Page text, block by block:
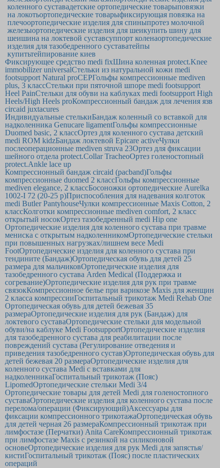
коленного суставадетские ортопедические товарыповязки
на локотьортопедические товарыфиксирующая повязка на
плечоортопедические изделия для спиныпротез молочной
железыортопедические изделия для шеикупить шину для
шеишина на локтевой суставсуппорт коленаортопедические
изделия для тазобедренного суставатейпы
купитьтейпирование киев
Фиксирующее средство medi fixШина коленная protect.Knee
immobilizer universalСтельки из натуральной кожи medi
footsupport Natural proCEPГольфы компрессионные mediven
plus, 3 классСтельки при пяточной шпоре medi footsupport
Heel PainСтельки для обуви на каблуках medi footsupport High
Heels/High Heels proКомпрессионный бандаж для лечения язв
circaid juxtacures
Индивидуальные стелькиБандаж коленный со вставкой для
надколенника Genucare ligamentГольфы компрессионные
Duomed basic, 2 классОртез для коленного сустава детский
medi ROM kidzБандаж локтевой Epicare activeЧулки
послеоперационные mediven struva 23Ортез для фиксации
шейного отдела protect.Collar TracheoОртез голеностопный
protect.Ankle lace up
Компрессионный бандаж circaid (pacband)Гольфы
компрессионные duomed 2 классГольфы компрессионные
mediven elegance, 2 классБосоножки ортопедические Aurelka
1002-I 72 (20-25 р)Приспособления для надевания колготок
medi Butler PantyhouseЧулки компрессионные Maxis Cotton, 2
классКолготки компрессионные mediven comfort, 2 класс
открытый носокОртез тазобедренный medi Hip one
Ортопедические изделия для коленного сустава при травме
мениска с открытым надколенникомОртопедические стельки
при повышенных нагрузках/лишнем весе Medi
FootОртопедические изделия для коленного сустава при
тендините (Бандаж)Ортопедическая обувь для детей 25
размера для мальчиковОртопедические изделия для
тазобедренного сустава Arden Medical (Поддержка и
согревание)Ортопедические изделия для рук при травме
связокКомпрессионное белье при варикозе Maxis для женщин
2 класса компрессииГоспитальный трикотаж Medi Rehab One
Ортопедическая обувь для детей бежевая 35
размераОртопедические изделия для рук (Бандаж) для
локтевого суставаОртопедические стельки для модельной
обуви/на каблуке Medi FootsupportОртопедические изделия
для тазобедренного сустава для реабилитации после
повреждений сустава (Регулирование отведения и
приведения тазобедренного сустав)Ортопедическая обувь для
детей бежевая 20 размераОртопедические изделия для
коленного сустава Medi с вставками для
надколенникаГоспитальный трикотаж (Пояс)
LipomedОртопедические стельки Medi 3/4
Ортопедические товары для детей Medi для голеностопного
суставаОртопедические изделия для коленного сустава после
перелома/операции (Фиксирующий)Аксессуары для
фиксации компрессионного трикотажаОртопедическая обувь
для детей черная 26 размераКомпрессионный трикотаж при
лимфостазе (Перчатки) Anita CareКомпрессионный трикотаж
при лимфостазе Maxis с резинкой на силиконовой
основеОртопедические изделия для рук Medi для запястья/
кистиГоспитальный трикотаж (Пояс) после пластических
операций